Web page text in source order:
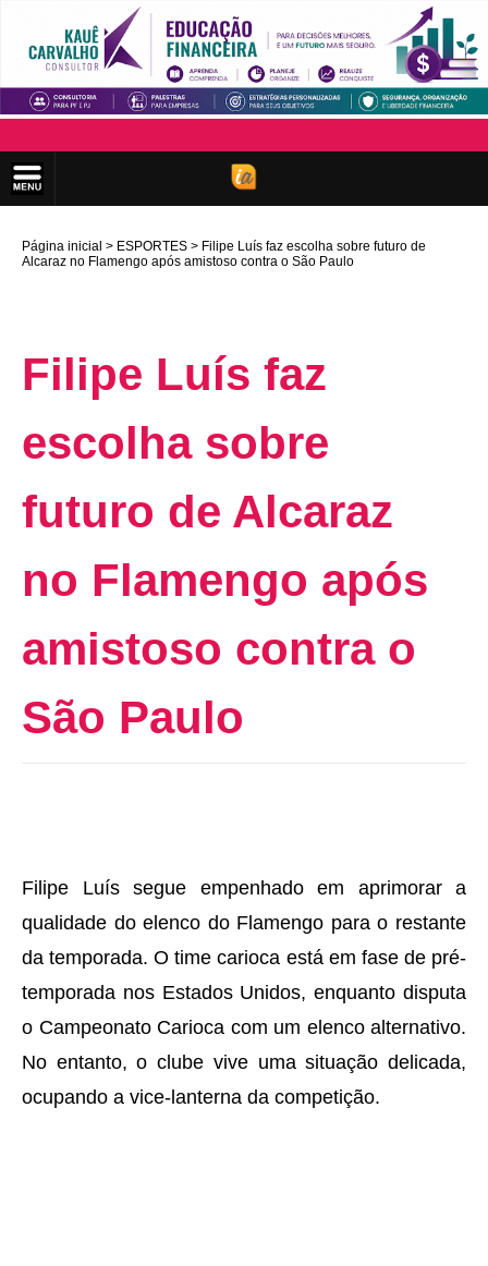
Página inicial ESPORTES
Filipe Luís faz escolha sobre futuro de
Alcaraz no Flamengo após amistoso contra o São Paulo
Filipe Luís faz
escolha sobre
futuro de Alcaraz
no Flamengo após
amistoso contra o
São Paulo
Filipe Luís segue empenhado em aprimorar a
qualidade do elenco do Flamengo para o restante
da temporada. O time carioca está em fase de pré-
temporada nos Estados Unidos, enquanto disputa
o Campeonato Carioca com um elenco alternativo.
No entanto, o clube vive uma situação delicada,
ocupando a vice-lanterna da competição.